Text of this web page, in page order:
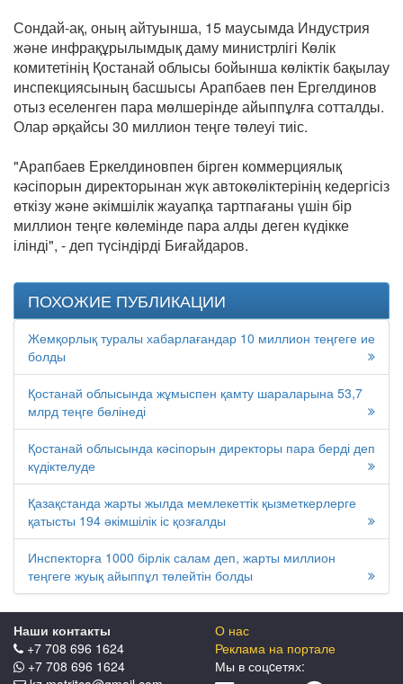
Сондай-ақ, оның айтуынша, 15 маусымда Индустрия
және инфрақұрылымдық даму министрлігі Көлік
комитетінің Қостанай облысы бойынша көліктік бақылау
инспекциясының басшысы Арапбаев пен Ергелдинов
отыз еселенген пара мөлшерінде айыппұлға сотталды.
Олар әрқайсы 30 миллион теңге төлеуі тиіс.
"Арапбаев Еркелдиновпен бірген коммерциялық
кәсіпорын директорынан жүк автокөліктерінің кедергісіз
өткізу және әкімшілік жауапқа тартпағаны үшін бір
миллион теңге көлемінде пара алды деген күдікке
ілінді", - деп түсіндірді Биғайдаров.
ПОХОЖИЕ ПУБЛИКАЦИИ
Жемқорлық туралы хабарлағандар 10 миллион теңгеге ие
болды
Қостанай облысында жұмыспен қамту шараларына 53,7
млрд теңге бөлінеді
Қостанай облысында кәсіпорын директоры пара берді деп
күдіктелуде
Қазақстанда жарты жылда мемлекеттік қызметкерлерге
қатысты 194 әкімшілік іс қозғалды
Инспекторға 1000 бірлік салам деп, жарты миллион
теңгеге жуық айыппұл төлейтін болды
Наши контакты
+7 708 696 1624
+7 708 696 1624
О нас
Реклама на портале
Мы в соцcетях: